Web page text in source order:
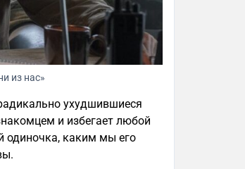
из нас»
ухудшившиеся
и избегает любой
одиночка, каким мы его